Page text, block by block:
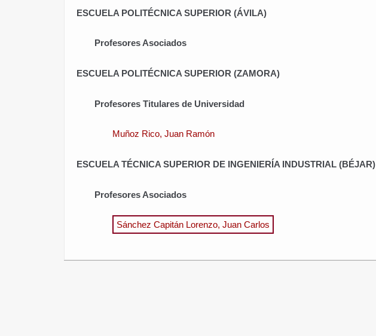
ESCUELA POLITÉCNICA SUPERIOR (ÁVILA)
Profesores Asociados
ESCUELA POLITÉCNICA SUPERIOR (ZAMORA)
Profesores Titulares de Universidad
Muñoz Rico, Juan Ramón
ESCUELA TÉCNICA SUPERIOR DE INGENIERÍA INDUSTRIAL (BÉJAR)
Profesores Asociados
Sánchez Capitán Lorenzo, Juan Carlos